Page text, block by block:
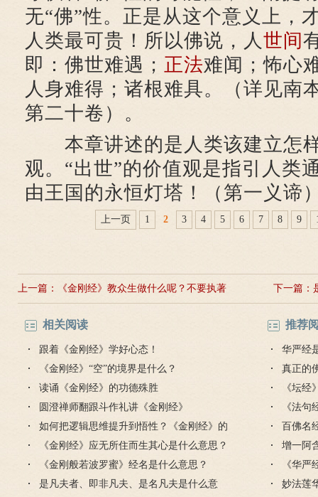
无“佛”性。正是从这个意义上，
人类最可贵！所以佛说，人世间
即：佛世难遇； 正法难闻；怖心
人身难得；诸根难具。（详见南
第二十卷）。
本章讲述的是人类该建立怎
观。“出世”的价值观是指引人类
由王国的永恒灯塔！（第一义谛
上一页 1 2 3 4 5 6 7 8 9
上一篇： 《金刚经》教众生做什么呢？不要执著 下一篇：
相关阅读
跟着《金刚经》学好心态！
《金刚经》“空”的境界是什么？
读诵《金刚经》的功德殊胜
圆澄禅师翻跟斗作礼讲《金刚经》
如何把逻辑思维提升到悟性？《金刚经》的
悟性思维
《金刚经》应无所住而生其心是什么意思？
《金刚般若波罗蜜》经名是什么意思？
是凡夫者、即非凡夫、是名凡夫是什么意
推荐
华严经
真正的
毒是魔
《坛
思
《法
的讲解
百佛名
增一阿
《华严
么意思
妙法莲